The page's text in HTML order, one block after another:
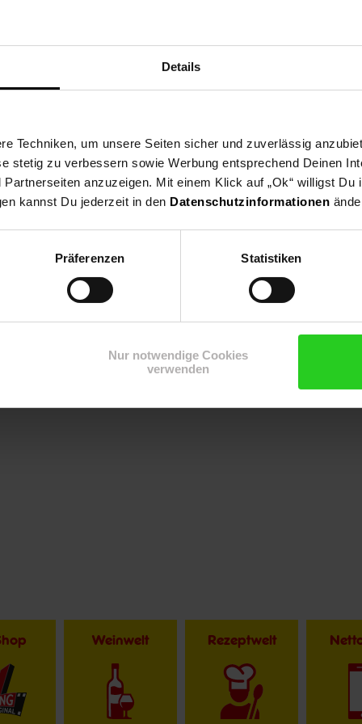
Details
Techniken, um unsere Seiten sicher und zuverlässig
stetig zu verbessern sowie Werbung entsprechend Deinen
anzuzeigen. Mit einem Klick auf „Ok“ willigst Du
kannst Du jederzeit in den Datenschutzinformationen
Präferenzen Statistiken
Nur notwendige Cookies
verwenden
Weinwelt Rezeptwelt